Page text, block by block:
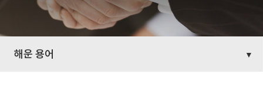
해운 용어